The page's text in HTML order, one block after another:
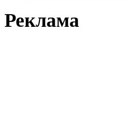
Реклама